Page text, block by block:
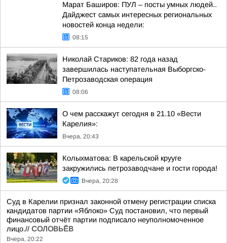
Марат Баширов: ПУЛ – посты умных людей..
Дайджест самых интересных региональных
новостей конца недели:
08:15
Николай Стариков: 82 года назад
завершилась наступательная Выборгско-
Петрозаводская операция
08:06
О чем расскажут сегодня в 21.10 «Вести
Карелия»:
Вчера, 20:43
Колыхматова: В карельской крууге
закружились петрозаводчане и гости города!
Вчера, 20:28
Суд в Карелии признал законной отмену регистрации списка
кандидатов партии «Яблоко» Суд постановил, что первый
финансовый отчёт партии подписало неуполномоченное
лицо.// СОЛОВЬЁВ
Вчера, 20:22